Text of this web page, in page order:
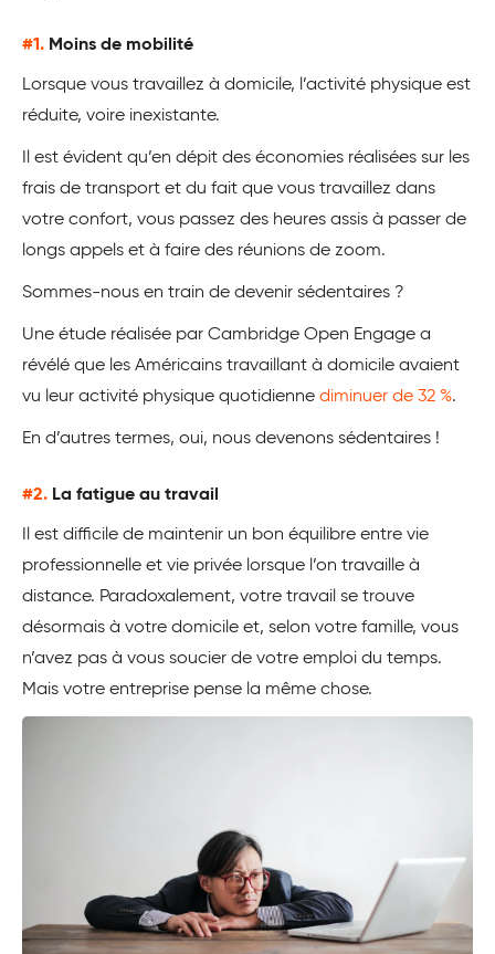
#1. Moins de mobilité
Lorsque vous travaillez à domicile, l’activité physique est
réduite, voire inexistante.
Il est évident qu’en dépit des économies réalisées sur les
frais de transport et du fait que vous travaillez dans
votre confort, vous passez des heures assis à passer de
longs appels et à faire des réunions de zoom.
Sommes-nous en train de devenir sédentaires ?
Une étude réalisée par Cambridge Open Engage a
révélé que les Américains travaillant à domicile avaient
vu leur activité physique quotidienne diminuer de 32 %.
En d’autres termes, oui, nous devenons sédentaires !
#2. La fatigue au travail
Il est difficile de maintenir un bon équilibre entre vie
professionnelle et vie privée lorsque l’on travaille à
distance. Paradoxalement, votre travail se trouve
désormais à votre domicile et, selon votre famille, vous
n’avez pas à vous soucier de votre emploi du temps.
Mais votre entreprise pense la même chose.